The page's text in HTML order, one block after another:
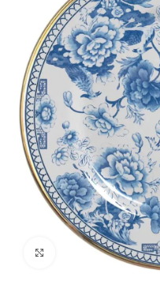
Clique para ampliar